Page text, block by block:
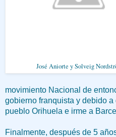
José Aniorte y Solveig
movimiento Nacional de
gobierno franquista y debido
pueblo Orihuela e irme a
Finalmente, después de 5